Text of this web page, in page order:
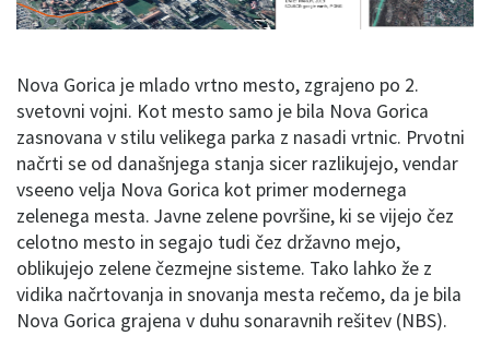
Nova Gorica je mlado vrtno mesto, zgrajeno po 2.
svetovni vojni. Kot mesto samo je bila Nova Gorica
zasnovana v stilu velikega parka z nasadi vrtnic. Prvotni
načrti se od današnjega stanja sicer razlikujejo, vendar
vseeno velja Nova Gorica kot primer modernega
zelenega mesta. Javne zelene površine, ki se vijejo čez
celotno mesto in segajo tudi čez državno mejo,
oblikujejo zelene čezmejne sisteme. Tako lahko že z
vidika načrtovanja in snovanja mesta rečemo, da je bila
Nova Gorica grajena v duhu sonaravnih rešitev (NBS).